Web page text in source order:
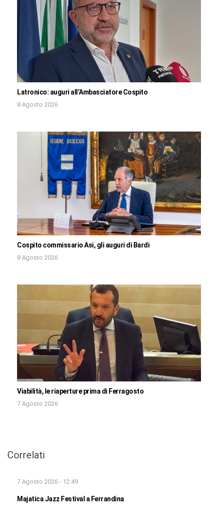
Latronico: auguri all’Ambasciatore Cospito
8 Agosto 2026
Cospito commissario Asi, gli auguri di Bardi
8 Agosto 2026
Viabilità, le riaperture prima di Ferragosto
7 Agosto 2026
Correlati
7 Agosto 2026 - 12:49
Majatica Jazz Festival a Ferrandina